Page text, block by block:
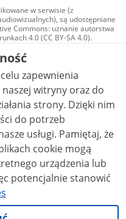
w serwisie (z
są udostępniane
Commons: uznanie autorstwa
4.0 (CC BY-SA 4.0).
w tym zdjęcia, materiały
na licencji typu
autorstwa użycie
zależnych 4.0 (CC BY-
to stwierdzone inaczej.
zapewnienia
witryny oraz do
Dzięki nim
do potrzeb
Pamiętaj, że
cookie mogą
urządzenia lub
potencjalnie stanowić